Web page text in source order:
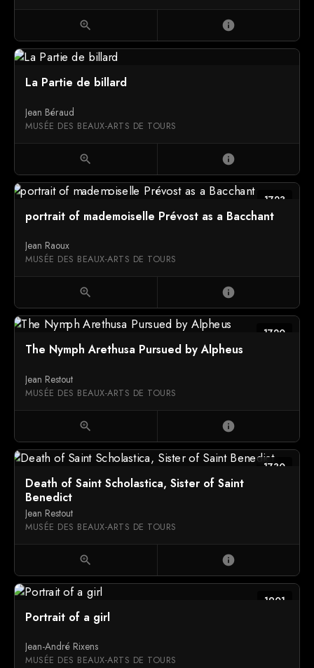
zoom_in info
La Partie de billard
Jean Béraud
MUSÉE DES BEAUX-ARTS DE TOURS
zoom_in info
1723
portrait of mademoiselle Prévost as a Bacchant
Jean Raoux
MUSÉE DES BEAUX-ARTS DE TOURS
zoom_in info
1720
The Nymph Arethusa Pursued by Alpheus
Jean Restout
MUSÉE DES BEAUX-ARTS DE TOURS
zoom_in info
1730
Death of Saint Scholastica, Sister of Saint
Benedict
Jean Restout
MUSÉE DES BEAUX-ARTS DE TOURS
zoom_in info
1901
Portrait of a girl
Jean-André Rixens
MUSÉE DES BEAUX-ARTS DE TOURS